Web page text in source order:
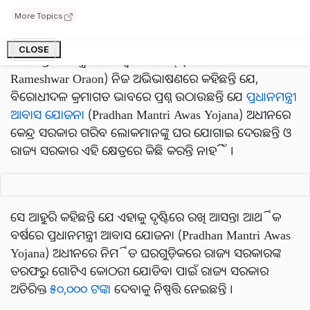
More Topics
CLOSE
ଘର ପ୍ରତି ଅତିରିକ୍ତ
ଝାରଖଣ୍ଡ ଅର୍ଥମନ୍ତ୍ରୀ ରାମେଶ୍ୱର ଓରାଓନ୍ (Finance Minister
Rameshwar Oraon) ନିଜ ଅଭିଭାଷଣରେ କହିଛନ୍ତି ଯେ,
ବିରୋଧୀଦଳ କ୍ରମାଗତ ଭାବରେ ପ୍ରଶ୍ନ ଉଠାଉଛନ୍ତି ଯେ ପ୍ରଧାନମନ୍ତ୍ରୀ
ଆବାସ ଯୋଜନା (Pradhan Mantri Awas Yojana) ଅଧୀନରେ
କେନ୍ଦ୍ର ସରକାର ଗରିବ ଲୋକମାନଙ୍କୁ ଘର ଯୋଗାଇ ଦେଉଛନ୍ତି ଓ
ରାଜ୍ୟ ସରକାର ଏହି କ୍ଷେତ୍ରରେ କିଛି କରନ୍ତି ନାହିଁ ।
ସେ ଆହୁରି କହିଛନ୍ତି ଯେ ଏହାକୁ ଦୃଷ୍ଟିରେ ରଖି ଆସନ୍ତା ଆର୍ଥିକ
ବର୍ଷରେ ପ୍ରଧାନମନ୍ତ୍ରୀ ଆବାସ ଯୋଜନା (Pradhan Mantri Awas
Yojana) ଅଧୀନରେ ନିର୍ମିତ ଘରଗୁଡ଼ିକରେ ରାଜ୍ୟ ସରକାରଙ୍କ
ତରଫରୁ ଗୋଟିଏ କୋଠରୀ ଯୋଡିବା ପାଇଁ ରାଜ୍ୟ ସରକାର
ଅତିରିକ୍ତ ୫୦,୦୦୦ ଟଙ୍କା ଦେବାକୁ ନିଷ୍ପତ୍ତି ନେଇଛନ୍ତି ।